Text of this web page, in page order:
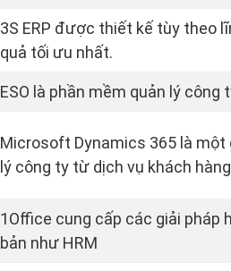
3S ERP được thiết kế tùy theo
quả tối ưu nhất.
ESO là phần mềm quản lý
Microsoft Dynamics 365 là một
lý công ty từ dịch vụ khách hàng
1Office cung cấp các giải pháp
bản như HRM